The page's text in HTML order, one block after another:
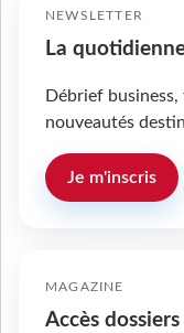
NEWSLETTER
La
Débrief
nouveautés
Je m'inscris
MAGAZINE
Accès dossiers